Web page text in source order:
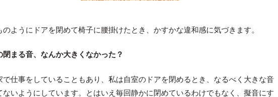
のようにドアを閉めて椅子に腰掛けたとき、かすかな違和感に気づきます。
閉まる音、なんか大きくなかった？
で仕事をしていることもあり、私は自室のドアを閉めるとき、なるべく大きな音
ないようにしています。とはいえ毎回静かに閉めているわけでもなく、擬音にす